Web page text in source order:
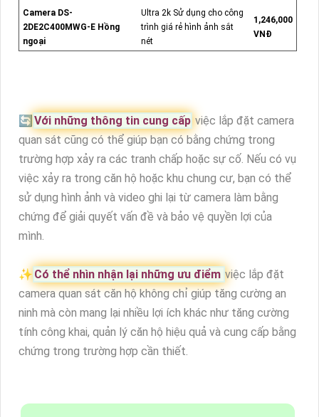
Camera DS-
2DE2C400MWG-E Hồng
ngoại
Ultra 2k Sử dụng cho công
trình giá rẻ hình ảnh sắt
nét
1,246,000
VNĐ
🔄 Với những thông tin cung cấp việc lắp đặt camera
quan sát cũng có thể giúp bạn có bằng chứng trong
trường hợp xảy ra các tranh chấp hoặc sự cố. Nếu có vụ
việc xảy ra trong căn hộ hoặc khu chung cư, bạn có thể
sử dụng hình ảnh và video ghi lại từ camera làm bằng
chứng để giải quyết vấn đề và bảo vệ quyền lợi của
mình.
✨ Có thể nhìn nhận lại những ưu điểm việc lắp đặt
camera quan sát căn hộ không chỉ giúp tăng cường an
ninh mà còn mang lại nhiều lợi ích khác như tăng cường
tính công khai, quản lý căn hộ hiệu quả và cung cấp bằng
chứng trong trường hợp cần thiết.